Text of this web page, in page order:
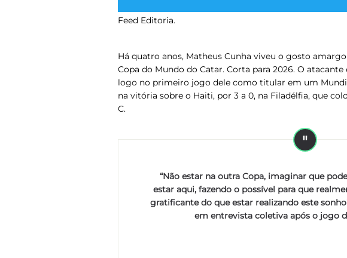
Feed Editoria.
Há quatro anos, Matheus Cunha viveu o gosto
Copa do Mundo do Catar. Corta para 2026. O
logo no primeiro jogo dele como titular em um
na vitória sobre o Haiti, por 3 a 0, na Filadélfia, que
C.
“Não estar na outra Copa, imaginar que
estar aqui, fazendo o possível para que
gratificante do que estar realizando este
em entrevista coletiva após o jogo